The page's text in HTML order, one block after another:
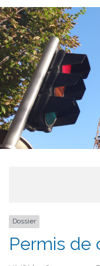
Dossier
Permis de